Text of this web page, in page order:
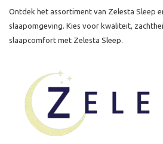
Ontdek het assortiment van Zelesta Sleep
slaapomgeving. Kies voor kwaliteit,
slaapcomfort met Zelesta Sleep.